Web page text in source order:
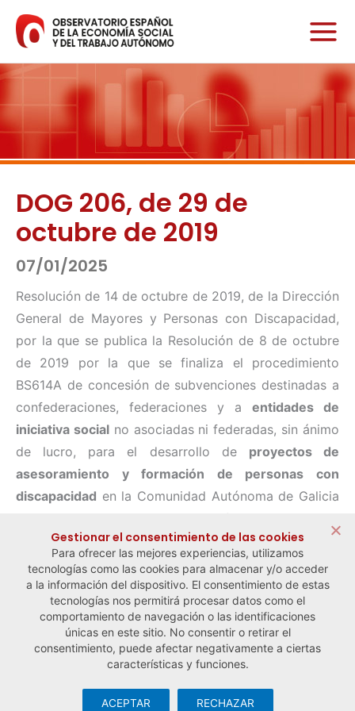
contenido
DOG 206, de 29 de
octubre de 2019
07/01/2025
Resolución de 14 de octubre de 2019, de la Dirección
General de Mayores y Personas con Discapacidad,
por la que se publica la Resolución de 8 de octubre
de 2019 por la que se finaliza el procedimiento
BS614A de concesión de subvenciones destinadas a
confederaciones, federaciones y a entidades de
iniciativa socialno asociadas ni federadas, sin ánimo
de lucro, para el desarrollo de proyectos de
asesoramiento y formación de personas con
discapacidad en la Comunidad Autónoma de Galicia
Fondo Social Europeo, en el marco del programa
operativo FSE Galicia 2014 2020.
← Noticia anterior Noticia siguiente →
Gestionar el consentimiento de las cookies
Para ofrecer las mejores experiencias, utilizamos
tecnologías como las cookies para almacenar y/o acceder
a la información del dispositivo. El consentimiento de estas
tecnologías nos permitirá procesar datos como el
comportamiento de navegación o las identificaciones
únicas en este sitio. No consentir o retirar el
consentimiento, puede afectar negativamente a ciertas
características y funciones.
ACEPTAR RECHAZAR